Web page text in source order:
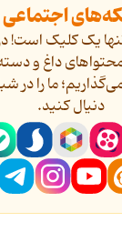
تنها یک کلیک
داغ و دسته
ما را در
دنیال کنید.